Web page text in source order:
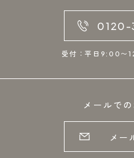
0120-
受付：平日9:00
メールで
メー